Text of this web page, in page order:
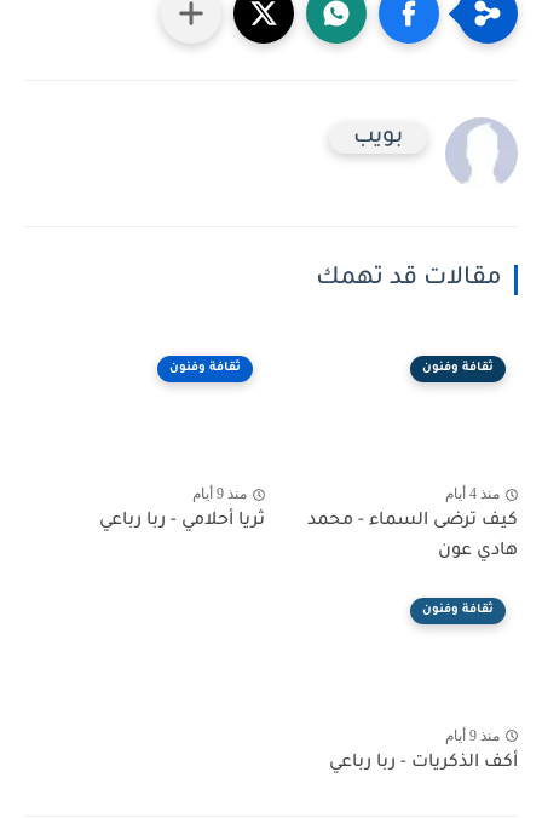
بويب
مقالات قد تهمك
ثقافة وفنون
منذ 4 أيام
كيف ترضى السماء - محمد
هادي عون
ثقافة وفنون
منذ 9 أيام
ثريا أحلامي - ربا رباعي
ثقافة وفنون
منذ 9 أيام
أكف الذكريات - ربا رباعي